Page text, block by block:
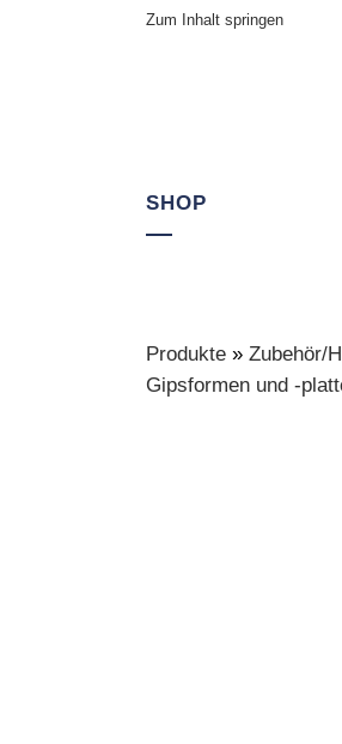
Zum Inhalt springen
SHOP
Produkte » Zubehör/
Gipsformen und -